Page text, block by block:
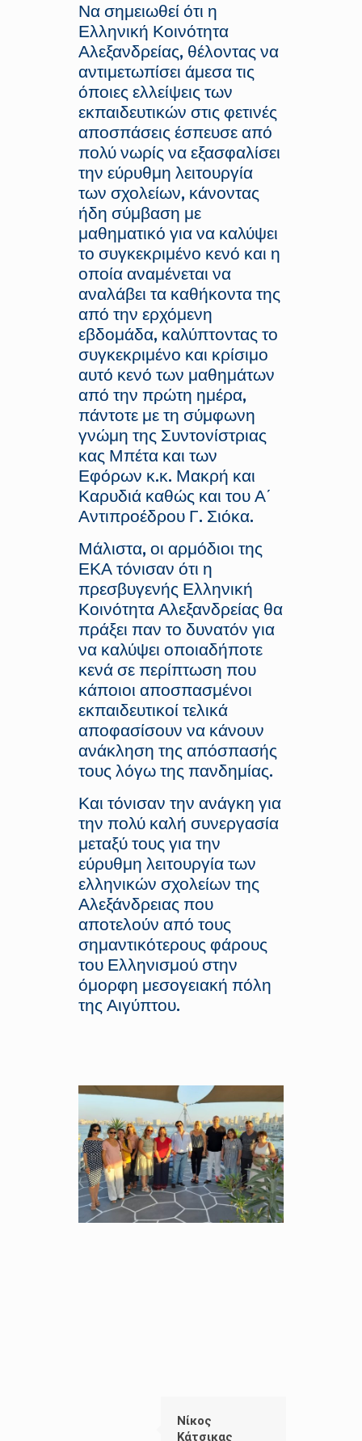
Να σημειωθεί ότι η
Ελληνική Κοινότητα
Αλεξανδρείας, θέλοντας να
αντιμετωπίσει άμεσα τις
όποιες ελλείψεις των
εκπαιδευτικών στις φετινές
αποσπάσεις έσπευσε από
πολύ νωρίς να εξασφαλίσει
την εύρυθμη λειτουργία
των σχολείων, κάνοντας
ήδη σύμβαση με
μαθηματικό για να καλύψει
το συγκεκριμένο κενό και η
οποία αναμένεται να
αναλάβει τα καθήκοντα της
από την ερχόμενη
εβδομάδα, καλύπτοντας το
συγκεκριμένο και κρίσιμο
αυτό κενό των μαθημάτων
από την πρώτη ημέρα,
πάντοτε με τη σύμφωνη
γνώμη της Συντονίστριας
κας Μπέτα και των
Εφόρων κ.κ. Μακρή και
Καρυδιά καθώς και του Α΄
Αντιπροέδρου Γ. Σιόκα.
Μάλιστα, οι αρμόδιοι της
ΕΚΑ τόνισαν ότι η
πρεσβυγενής Ελληνική
Κοινότητα Αλεξανδρείας θα
πράξει παν το δυνατόν για
να καλύψει οποιαδήποτε
κενά σε περίπτωση που
κάποιοι αποσπασμένοι
εκπαιδευτικοί τελικά
αποφασίσουν να κάνουν
ανάκληση της απόσπασής
τους λόγω της πανδημίας.
Και τόνισαν την ανάγκη για
την πολύ καλή συνεργασία
μεταξύ τους για την
εύρυθμη λειτουργία των
ελληνικών σχολείων της
Αλεξάνδρειας που
αποτελούν από τους
σημαντικότερους φάρους
του Ελληνισμού στην
όμορφη μεσογειακή πόλη
της Αιγύπτου.
Νίκος
Κάτσικας